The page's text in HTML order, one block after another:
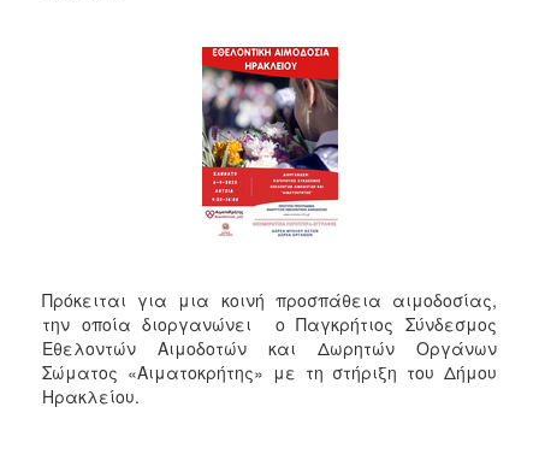
Πρόκειται για μια κοινή προσπάθεια αιμοδοσίας,
την οποία διοργανώνει ο Παγκρήτιος Σύνδεσμος
Εθελοντών Αιμοδοτών και Δωρητών Οργάνων
Σώματος «Αιματοκρήτης» με τη στήριξη του Δήμου
Ηρακλείου.